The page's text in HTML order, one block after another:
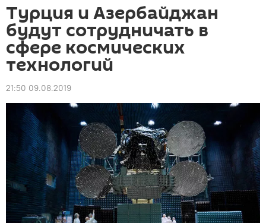
Турция и Азербайджан
будут сотрудничать в
сфере космических
технологий
21:50 09.08.2019